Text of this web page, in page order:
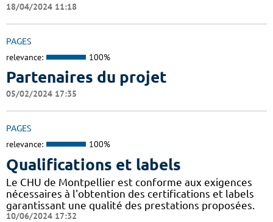
18/04/2024 11:18
PAGES
relevance: 100%
Partenaires du projet
05/02/2024 17:35
PAGES
relevance: 100%
Qualifications et labels
Le CHU de Montpellier est conforme aux exigences
nécessaires à l'obtention des certifications et labels
garantissant une qualité des prestations proposées.
10/06/2024 17:32